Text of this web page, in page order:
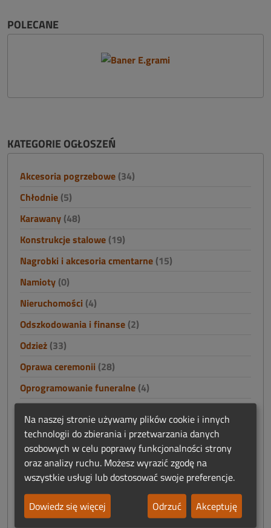
POLECANE
KATEGORIE OGŁOSZEŃ
Akcesoria pogrzebowe (34)
Chłodnie (5)
Karawany (48)
Konstrukcje stalowe (19)
Nagrobki i akcesoria cmentarne (15)
Namioty (0)
Nieruchomości (4)
Odszkodowania i finanse (2)
Odzież (33)
Oprawa ceremonii (28)
Oprogramowanie funeralne (4)
Praca(59)
Prosektoria - wyposażenie(30)
Reklama(12)
Szkolenia(7)
Trumny / Urny(60)
Na naszej stronie używamy plików cookie i innych
technologii do zbierania i przetwarzania danych
osobowych w celu poprawy funkcjonalności strony
oraz analizy ruchu. Możesz wyrazić zgodę na
wszystkie usługi lub dostosować swoje preferencje.
Dowiedz się więcej
Odrzuć Akceptuję